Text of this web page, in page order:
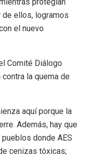
de ellos, logramos
el nuevo
Comité Diálogo
la quema de
aquí porque la
Además, hay que
donde AES
cenizas tóxicas;